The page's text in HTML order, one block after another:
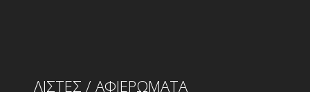
ΛΙΣΤΕΣ / ΑΦΙΕΡΩΜΑΤΑ